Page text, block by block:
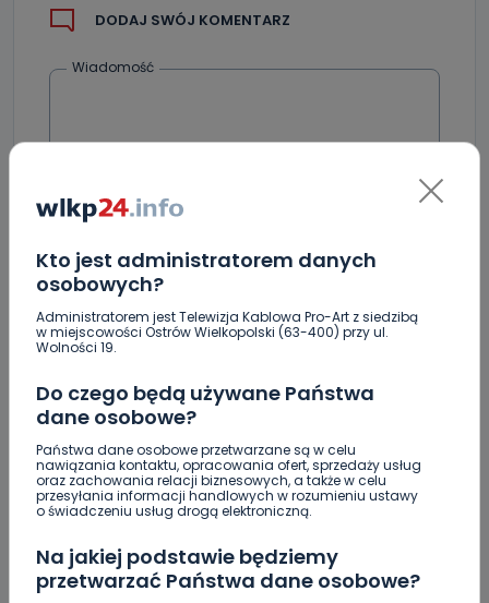
Kto jest administratorem danych
osobowych?
Administratorem jest Telewizja Kablowa Pro-Art z siedzibą
w miejscowości Ostrów Wielkopolski (63-400) przy ul.
Wolności 19.
Do czego będą używane Państwa
dane osobowe?
Państwa dane osobowe przetwarzane są w celu
nawiązania kontaktu, opracowania ofert, sprzedaży usług
oraz zachowania relacji biznesowych, a także w celu
przesyłania informacji handlowych w rozumieniu ustawy
o świadczeniu usług drogą elektroniczną.
Na jakiej podstawie będziemy
przetwarzać Państwa dane osobowe?
DODAJ SWÓJ KOMENTARZ
Wiadomość
Podpis